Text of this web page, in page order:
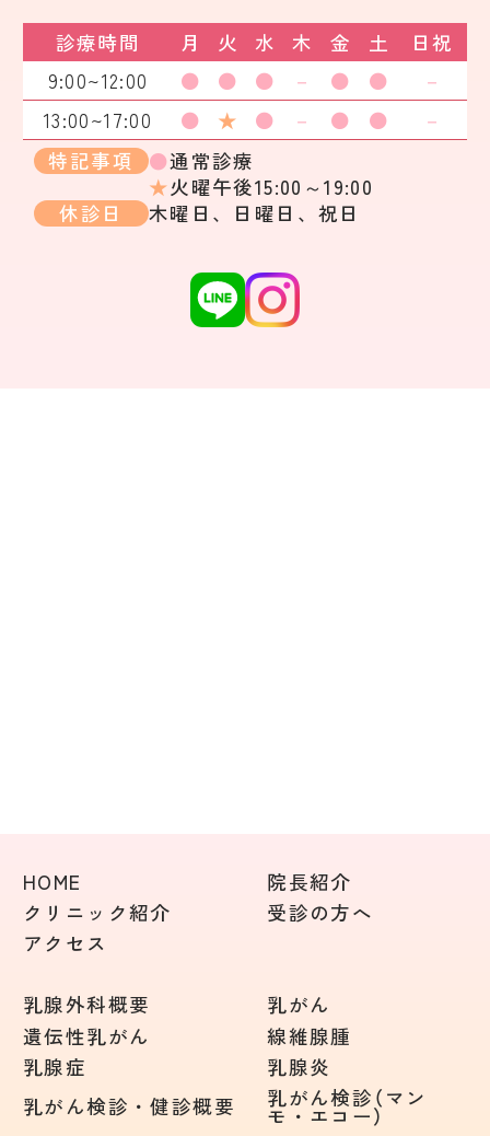
特記事項 ●通常診療
★火曜午後15:00～19:00
休診日
木曜日、日曜日、祝日
診療時間 月 火 水 木 金 土
日祝
9:00~12:00
● ● ● － ● ●
－
13:00~17:00
● ★ ● － ● ● －
HOME
院長紹介
クリニック紹介
受診の方へ
アクセス
乳腺外科概要
乳がん
遺伝性乳がん
線維腺腫
乳腺症
乳腺炎
乳がん検診・健診概要
乳がん検診（マン
モ・エコー）